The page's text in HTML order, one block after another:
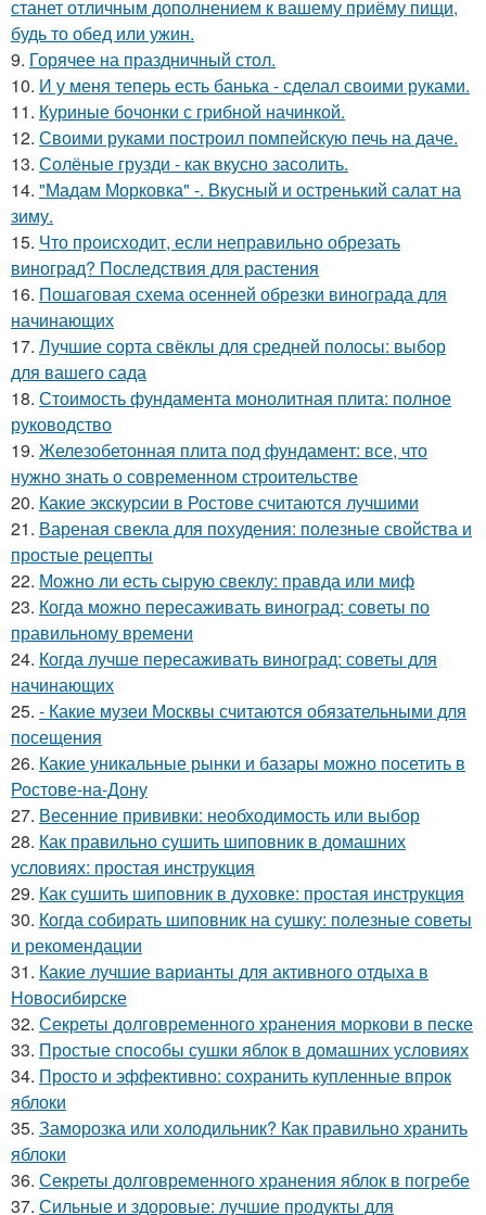
станет отличным дополнением к вашему приёму пищи,
будь то обед или ужин.
9. Горячее на праздничный стол.
10. И у меня теперь есть банька - сделал своими руками.
11. Куриные бочонки с грибной начинкой.
12. Своими руками построил помпейскую печь на даче.
13. Солёные грузди - как вкусно засолить.
14. "Мадам Морковка" -. Вкусный и остренький салат на
зиму.
15. Что происходит, если неправильно обрезать
виноград? Последствия для растения
16. Пошаговая схема осенней обрезки винограда для
начинающих
17. Лучшие сорта свёклы для средней полосы: выбор
для вашего сада
18. Стоимость фундамента монолитная плита: полное
руководство
19. Железобетонная плита под фундамент: все, что
нужно знать о современном строительстве
20. Какие экскурсии в Ростове считаются лучшими
21. Вареная свекла для похудения: полезные свойства и
простые рецепты
22. Можно ли есть сырую свеклу: правда или миф
23. Когда можно пересаживать виноград: советы по
правильному времени
24. Когда лучше пересаживать виноград: советы для
начинающих
25. - Какие музеи Москвы считаются обязательными для
посещения
26. Какие уникальные рынки и базары можно посетить в
Ростове-на-Дону
27. Весенние прививки: необходимость или выбор
28. Как правильно сушить шиповник в домашних
условиях: простая инструкция
29. Как сушить шиповник в духовке: простая инструкция
30. Когда собирать шиповник на сушку: полезные советы
и рекомендации
31. Какие лучшие варианты для активного отдыха в
Новосибирске
32. Секреты долговременного хранения моркови в песке
33. Простые способы сушки яблок в домашних условиях
34. Просто и эффективно: сохранить купленные впрок
яблоки
35. Заморозка или холодильник? Как правильно хранить
яблоки
36. Секреты долговременного хранения яблок в погребе
37. Сильные и здоровые: лучшие продукты для